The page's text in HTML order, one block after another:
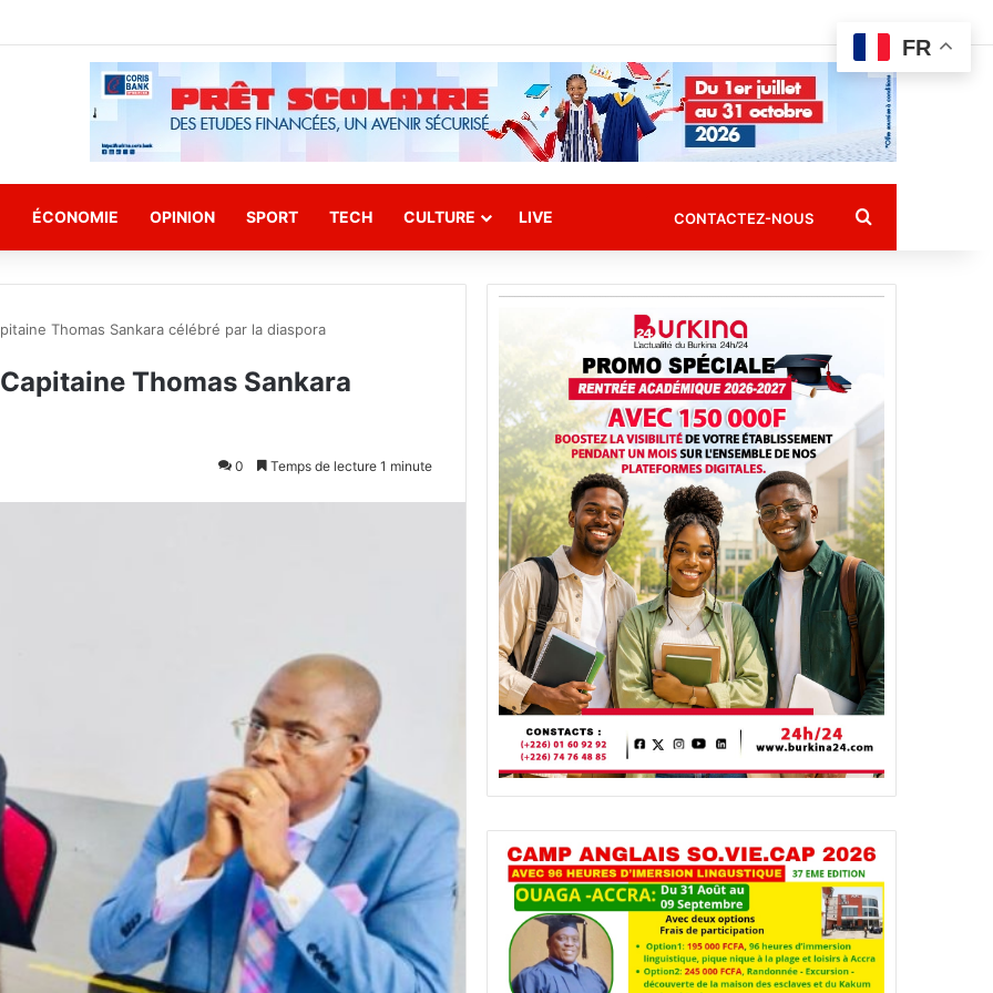
ÉCONOMIE OPINION SPORT TECH CULTURE LIVE CONTACTEZ-NOUS Rechercher
Thomas Sankara célébré par la diaspora
Thomas Sankara
0 Temps de lecture 1 minute
FR